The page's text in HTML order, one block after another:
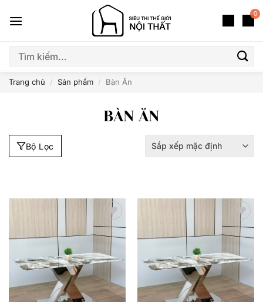
qua
dung
0
Tìm
Trang chủ / Sản phẩm / Bàn Ăn
BÀN ĂN
Bộ Lọc
Giá
Thêm
yêu
thích
Thêm
yêu
thích